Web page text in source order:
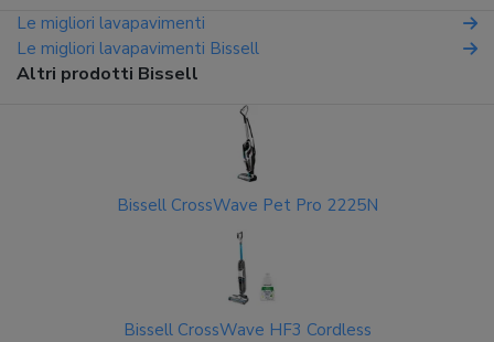
Le migliori lavapavimenti
Le migliori lavapavimenti Bissell
Altri prodotti Bissell
Bissell CrossWave Pet Pro 2225N
Bissell CrossWave HF3 Cordless